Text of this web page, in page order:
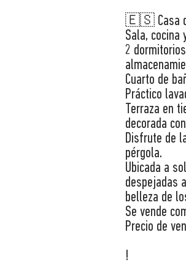
🇪🇸 Casa
Sala, cocina
2
Cuarto de
Práctico
Terraza en
decorada
Disfrute de
pérgola.
Ubicada a
despejadas
belleza de
Se vende
Precio de
!